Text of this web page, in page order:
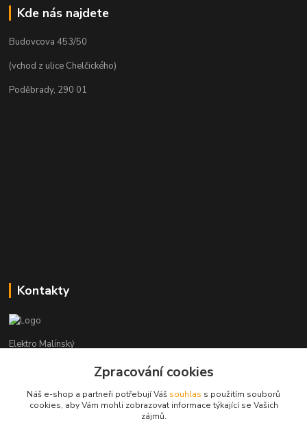
Kde nás najdete
Budovcova 453/50
(vchod z ulice Chelčického)
Poděbrady, 290 01
Kontakty
Elektro Malínský
+420 608 255 160
(Po-Čt - 8:30-16:00, Pá - 8:30-14:00)
Zpracování cookies
Náš e-shop a partneři potřebují Váš souhlas s použitím souborů
cookies, aby Vám mohli zobrazovat informace týkající se Vašich
zájmů.